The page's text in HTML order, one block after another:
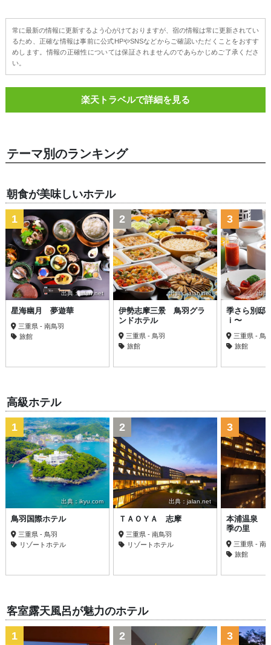
常に最新の情報に更新するよう心がけておりますが、宿の情報は常に更新されてい
るため、正確な情報は事前に公式HPやSNSなどからご確認いただくことをおすす
めします。情報の正確性については保証されませんのであらかじめご了承くださ
い。
楽天トラベルで詳細を見る
テーマ別のランキング
朝食が美味しいホテル
出典：jalan.net
1
星海幽月 夢遊華
三重県 - 南鳥羽
旅館
出典：jalan.net
2
伊勢志摩三景 鳥羽グラ
ンドホテル
三重県 - 鳥羽
旅館
出典
3
季さら別邸
ｉ〜
三重県 - 鳥
旅館
高級ホテル
出典：ikyu.com
1
鳥羽国際ホテル
三重県 - 鳥羽
リゾートホテル
出典：jalan.net
2
ＴＡＯＹＡ 志摩
三重県 - 南鳥羽
リゾートホテル
3
本浦温泉
季の里
三重県 - 南
旅館
客室露天風呂が魅力のホテル
1 2 3